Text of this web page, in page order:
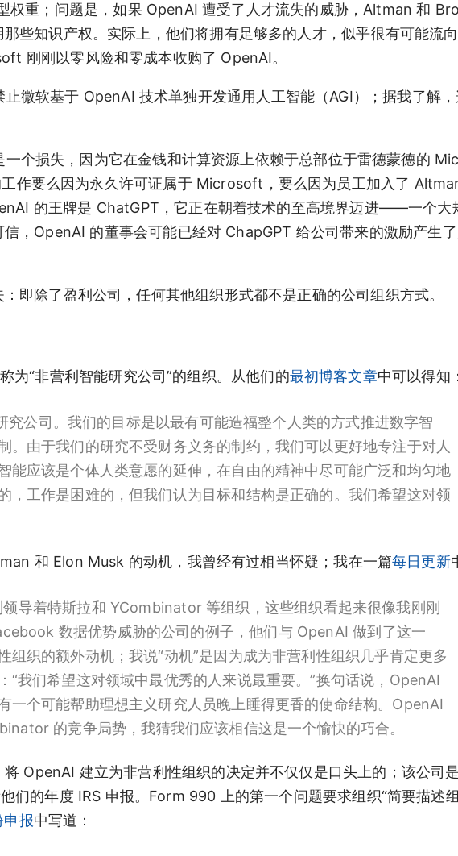
权重；问题是，如果 OpenAI 遭受了人才流失的威胁，Altman 和
些知识产权。实际上，他们将拥有足够多的人才，似乎很有可能流向
刚刚以零风险和零成本收购了 OpenAI。
微软基于 OpenAI 技术单独开发通用人工智能（AGI）；据我了解
个损失，因为它在金钱和计算资源上依赖于总部位于雷德蒙德的
作要么因为永久许可证属于 Microsoft，要么因为员工加入了
的王牌是 ChatGPT，它正在朝着技术的至高境界迈进——一个大
，OpenAI 的董事会可能已经对 ChapGPT 给公司带来的激励产生
即除了盈利公司，任何其他组织形式都不是正确的公司组织方式。
为“非营利智能研究公司”的组织。从他们的最初博客文章中可以得知：
公司。我们的目标是以最有可能造福整个人类的方式推进数字智
。由于我们的研究不受财务义务的制约，我们可以更好地专注于对人
能应该是个体人类意愿的延伸，在自由的精神中尽可能广泛和均匀地
，工作是困难的，但我们认为目标和结构是正确的。我们希望这对领
和 Elon Musk 的动机，我曾经有过相当怀疑；我在一篇每日更新
导着特斯拉和 YCombinator 等组织，这些组织看起来很像我刚刚
数据优势威胁的公司的例子，他们与 OpenAI 做到了这一
组织的额外动机；我说“动机”是因为成为非营利性组织几乎肯定更多
“我们希望这对领域中最优秀的人来说最重要。”换句话说，OpenAI
一个可能帮助理想主义研究人员晚上睡得更香的使命结构。OpenAI
的竞争局势，我猜我们应该相信这是一个愉快的巧合。
OpenAI 建立为非营利性组织的决定并不仅仅是口头上的；该公司
们的年度 IRS 申报。Form 990 上的第一个问题要求组织“简要描述
申报中写道：